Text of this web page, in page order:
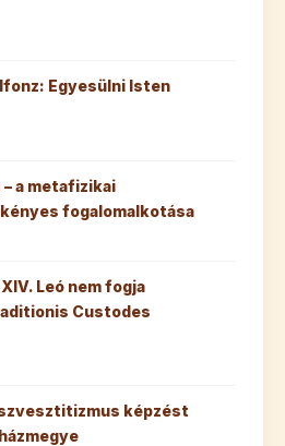
Egyesülni Isten
a metafizikai
fogalomalkotása
Leó nem fogja
Custodes
képzést